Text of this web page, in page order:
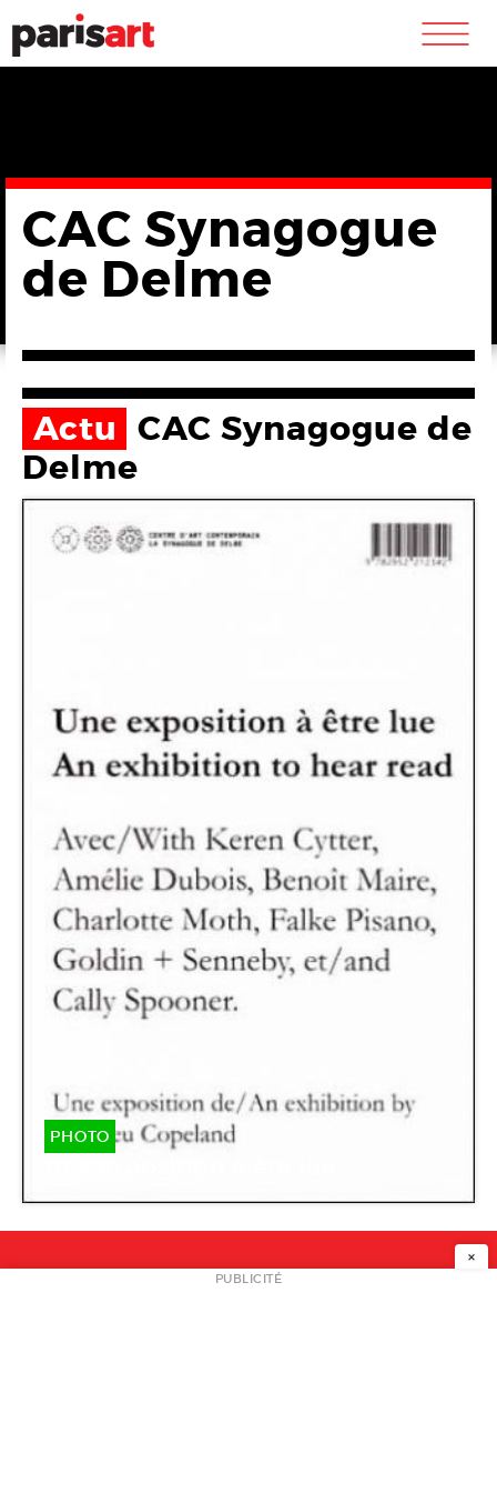
m
CAC Synagogue
de Delme
Actu CAC Synagogue de
Delme
PHOTO
NEWSLETTER
×
PUBLICITÉ